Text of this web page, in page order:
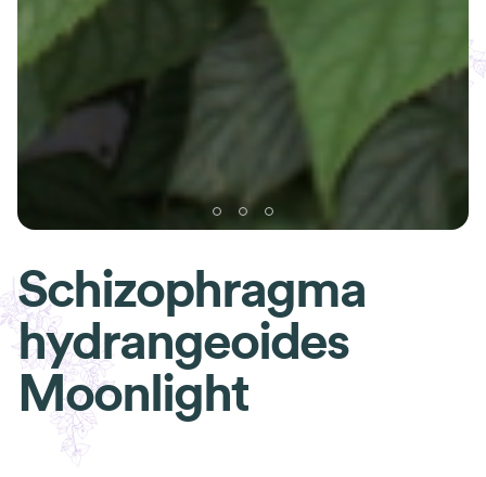
Schizophragma
hydrangeoides
Moonlight